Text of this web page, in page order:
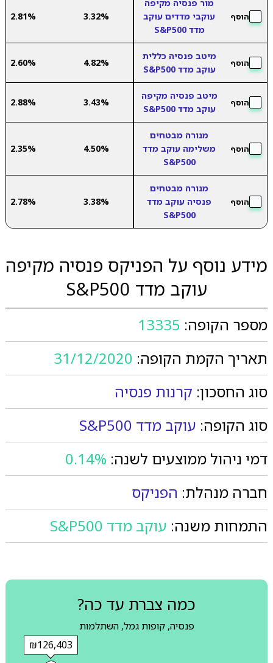
הוסף
מור פנסיה מקיפה
עוקבי מדדים עוקב
מדד S&P500
3.32%
2.81%
הוסף
מיטב פנסיה כללית
עוקב מדד S&P500
4.82%
2.60%
הוסף
מיטב פנסיה מקיפה
עוקב מדד S&P500
3.43%
2.88%
הוסף
מנורה מבטחים
משלימה עוקב מדד
S&P500
4.50%
2.35%
הוסף
מנורה מבטחים
פנסיה עוקב מדד
S&P500
3.38%
2.78%
מידע נוסף על הפניקס פנסיה מקיפה
עוקב מדד S&P500
מספר הקופה: 13335
תאריך הקמת הקופה: 31/12/2020
סוג החסכון: קרנות פנסיה
סוג הקופה: עוקב מדד S&P500
דמי ניהול ממוצעים לשנה: 0.14%
חברה מנהלת: הפניקס
התמחות משנה: עוקב מדד S&P500
כמה צברת עד כה?
פנסיה, קופות גמל, השתלמות
₪126,403